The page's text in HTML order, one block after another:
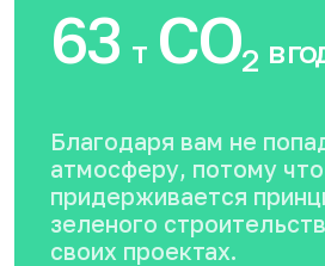
63 тCO2 в
Благодаря вам не
атмосферу, потому
придерживается
зеленого
своих проектах.